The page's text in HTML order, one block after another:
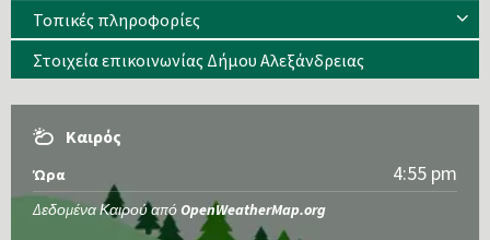
Τοπικές πληροφορίες
Στοιχεία επικοινωνίας Δήμου Αλεξάνδρειας
Καιρός
Ώρα 4:55 pm
Δεδομένα Καιρού από OpenWeatherMap.org